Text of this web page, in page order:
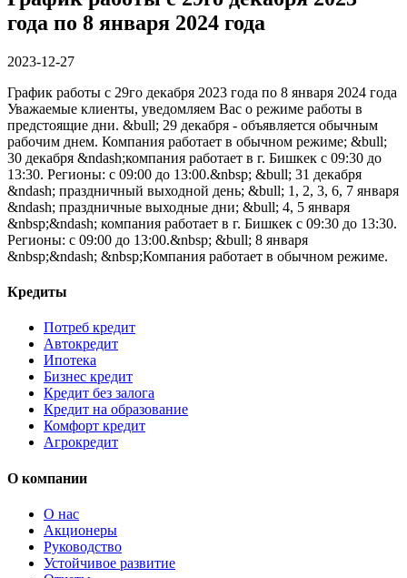
года по 8 января 2024 года
2023-12-27
График работы с 29го декабря 2023 года по 8 января 2024 года
Уважаемые клиенты, уведомляем Вас о режиме работы в
предстоящие дни. &bull; 29 декабря - объявляется обычным
рабочим днем. Компания работает в обычном режиме; &bull;
30 декабря &ndash;компания работает в г. Бишкек с 09:30 до
13:30. Регионы: с 09:00 до 13:00.&nbsp; &bull; 31 декабря
&ndash; праздничный выходной день; &bull; 1, 2, 3, 6, 7 января
&ndash; праздничные выходные дни; &bull; 4, 5 января
&nbsp;&ndash; компания работает в г. Бишкек с 09:30 до 13:30.
Регионы: с 09:00 до 13:00.&nbsp; &bull; 8 января
&nbsp;&ndash; &nbsp;Компания работает в обычном режиме.
Кредиты
Потреб кредит
Автокредит
Ипотека
Бизнес кредит
Кредит без залога
Кредит на образование
Комфорт кредит
Агрокредит
О компании
О нас
Акционеры
Руководство
Устойчивое развитие